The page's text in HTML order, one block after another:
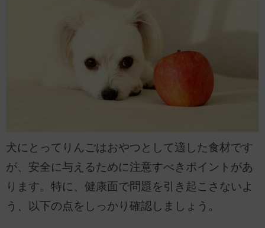
犬にとってりんごはおやつとして適した食材です
が、安全に与えるために注意すべきポイントがあ
ります。特に、健康面で問題を引き起こさないよ
う、以下の点をしっかり確認しましょう。